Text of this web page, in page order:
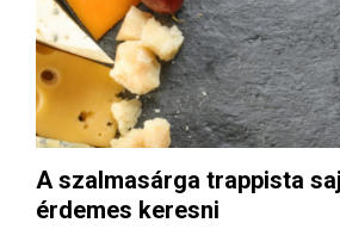
A szalmasárga trappista
érdemes keresni